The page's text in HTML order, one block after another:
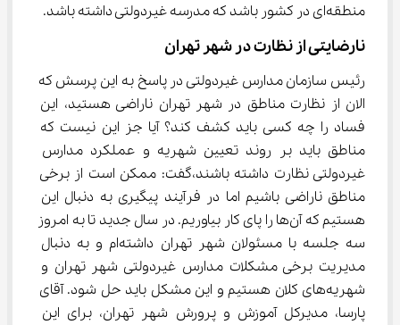
منطقه‌ای در کشور باشد که مدرسه غیردولتی داشته باشد.
نارضایتی از نظارت در شهر تهران
رئیس سازمان مدارس غیردولتی در پاسخ به این پرسش که
الان از نظارت مناطق در شهر تهران ناراضی هستید، این
فساد را چه کسی باید کشف کند؟ آیا جز این نیست که
مناطق باید بر روند تعیین شهریه و عملکرد مدارس
غیردولتی نظارت داشته باشند،گفت: ممکن است از برخی
مناطق ناراضی باشیم اما در فرآیند پیگیری به دنبال این
هستیم که آن‌ها را پای کار بیاوریم. در سال جدید تا به امروز
سه جلسه با مسئولان شهر تهران داشته‌ام و به دنبال
مدیریت برخی مشکلات مدارس غیردولتی شهر تهران و
شهریه‌های کلان هستیم و این مشکل باید حل شود. آقای
پارسا، مدیرکل آموزش و پرورش شهر تهران، برای این